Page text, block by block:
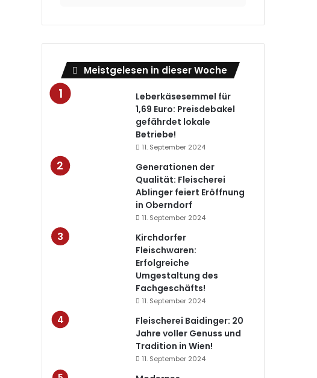
Meistgelesen in dieser Woche
Leberkäsesemmel für
1,69 Euro: Preisdebakel
gefährdet lokale
Betriebe!
11. September 2024
Generationen der
Qualität: Fleischerei
Ablinger feiert Eröffnung
in Oberndorf
11. September 2024
Kirchdorfer
Fleischwaren:
Erfolgreiche
Umgestaltung des
Fachgeschäfts!
11. September 2024
Fleischerei Baidinger: 20
Jahre voller Genuss und
Tradition in Wien!
11. September 2024